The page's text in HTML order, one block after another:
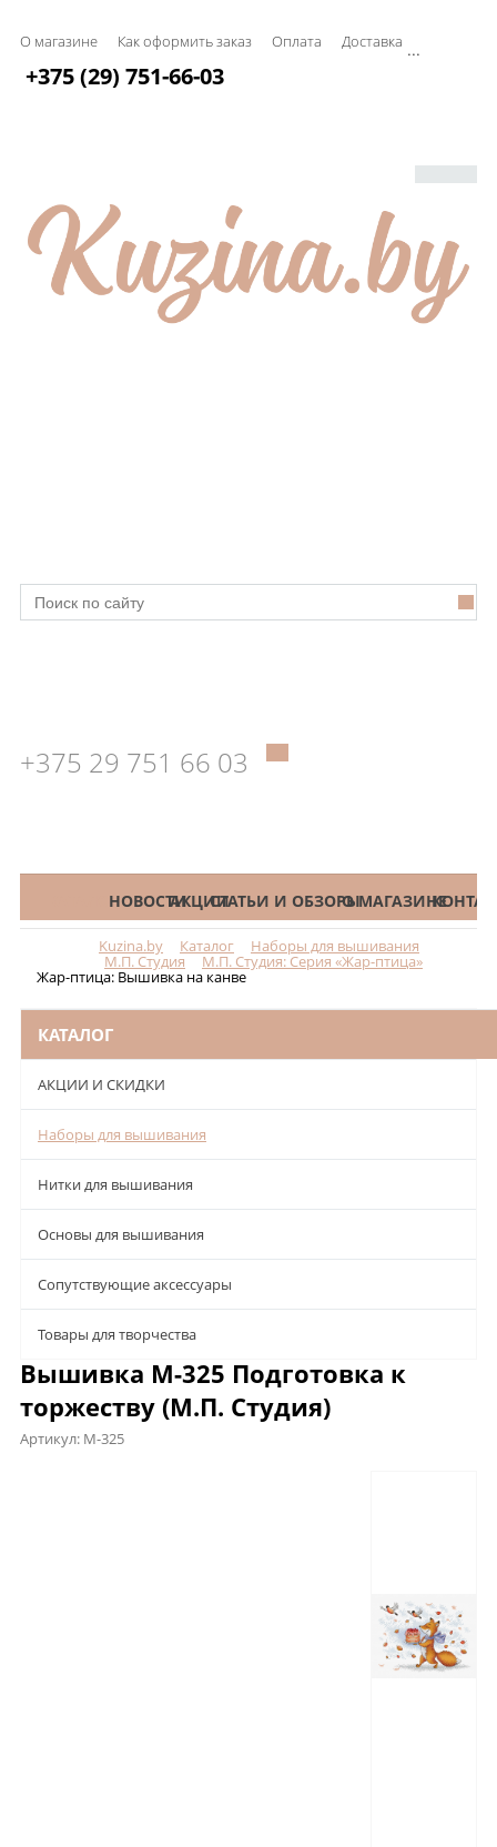
О магазине Как оформить заказ Оплата Доставка ...
+375 (29) 751-66-03
+375 29 751 66 03
КАТАЛОГНОВОСТИАКЦИИСТАТЬИ И ОБЗОРЫО МАГАЗИНЕ
Kuzina.by Каталог Наборы для вышивания
М.П. Студия М.П. Студия: Серия «Жар-птица»
Жар-птица: Вышивка на канве
КАТАЛОГ
АКЦИИ И СКИДКИ
Наборы для вышивания
Нитки для вышивания
Основы для вышивания
Сопутствующие аксессуары
Товары для творчества
Вышивка М-325 Подготовка к
торжеству (М.П. Студия)
Артикул: М-325